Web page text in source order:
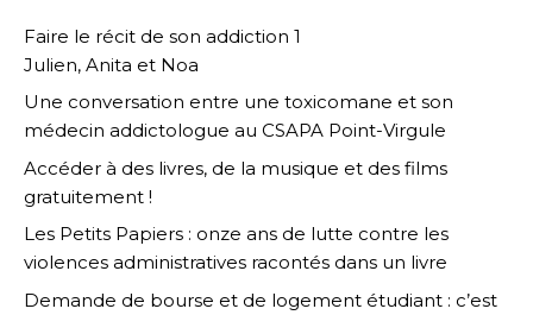
Faire le récit de son addiction 1
Julien, Anita et Noa
Une conversation entre une toxicomane et son
médecin addictologue au CSAPA Point-Virgule
Accéder à des livres, de la musique et des films
gratuitement !
Les Petits Papiers : onze ans de lutte contre les
violences administratives racontés dans un livre
Demande de bourse et de logement étudiant : c’est